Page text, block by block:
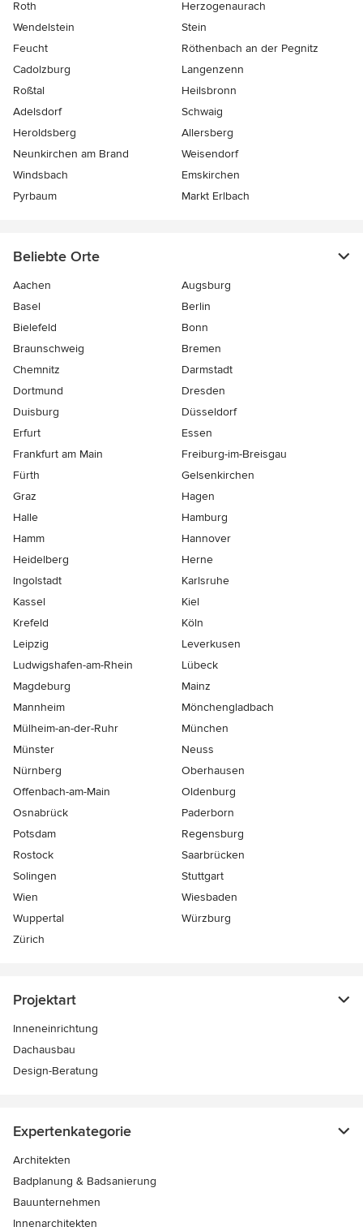
Roth
Herzogenaurach
Wendelstein
Stein
Feucht
Röthenbach an der Pegnitz
Cadolzburg
Langenzenn
Roßtal
Heilsbronn
Adelsdorf
Schwaig
Heroldsberg
Allersberg
Neunkirchen am Brand
Weisendorf
Windsbach
Emskirchen
Pyrbaum
Markt Erlbach
Beliebte Orte
Aachen
Augsburg
Basel
Berlin
Bielefeld
Bonn
Braunschweig
Bremen
Chemnitz
Darmstadt
Dortmund
Dresden
Duisburg
Düsseldorf
Erfurt
Essen
Frankfurt am Main
Freiburg-im-Breisgau
Fürth
Gelsenkirchen
Graz
Hagen
Halle
Hamburg
Hamm
Hannover
Heidelberg
Herne
Ingolstadt
Karlsruhe
Kassel
Kiel
Krefeld
Köln
Leipzig
Leverkusen
Ludwigshafen-am-Rhein
Lübeck
Magdeburg
Mainz
Mannheim
Mönchen­gladbach
Mülheim-an-der-Ruhr
München
Münster
Neuss
Nürnberg
Oberhausen
Offenbach-am-Main
Oldenburg
Osnabrück
Paderborn
Potsdam
Regensburg
Rostock
Saarbrücken
Solingen
Stuttgart
Wien
Wiesbaden
Wuppertal
Würzburg
Zürich
Projektart
Inneneinrichtung
Dachausbau
Design-Beratung
Expertenkategorie
Architekten
Badplanung & Badsanierung
Bauunternehmen
Innenarchitekten